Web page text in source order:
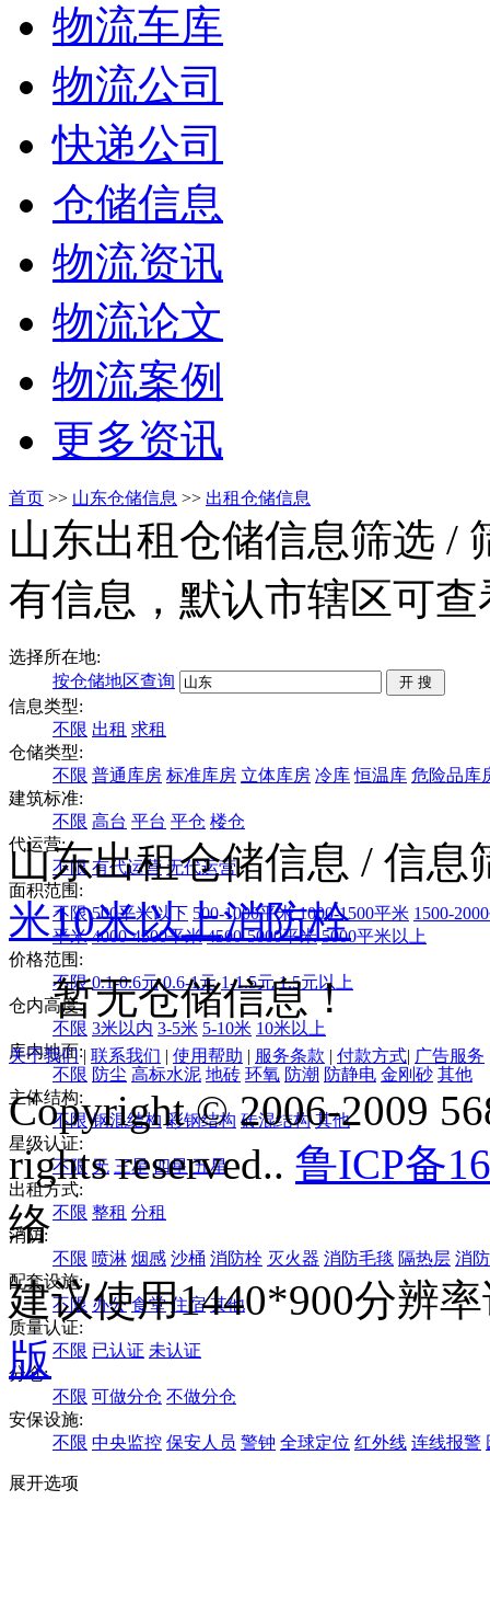
物流车库
物流公司
快递公司
仓储信息
物流资讯
物流论文
物流案例
更多资讯
首页 >> 山东仓储信息 >> 出租仓储信息
山东出租仓储信息筛选 /
有信息，默认市辖区可
选择所在地:
按仓储地区查询
信息类型:
不限 出租 求租
仓储类型:
不限 普通库房 标准库房 立体库房 冷库 恒温库 危险品库
建筑标准:
不限 高台 平台 平仓 楼仓
代运营:
不限 有代运营 无代运营
面积范围:
不限 500平米以下 500-1000平米 1000-1500平米 1500-
平米 4000-4500平米 4500-5000平米 5000平米以上
价格范围:
不限 0.1-0.6元 0.6-1元 1-1.5元 1.5元以上
仓内高度:
不限 3米以内 3-5米 5-10米 10米以上
库内地面:
不限 防尘 高标水泥 地砖 环氧 防潮 防静电 金刚砂 其他
主体结构:
不限 钢混结构 彩钢结构 砖混结构 其他
星级认证:
不限 无 三星 四星 五星
出租方式:
不限 整租 分租
消防:
不限 喷淋 烟感 沙桶 消防栓 灭火器 消防毛毯 隔热层 消
配套设施:
不限 办公 食堂 住宿 其他
质量认证:
不限 已认证 未认证
分仓:
不限 可做分仓 不做分仓
安保设施:
不限 中央监控 保安人员 警钟 全球定位 红外线 连线报警
展开选项
山东出租仓储信息 / 信息
米10米以上消防栓
暂无仓储信息！
关于我们| 联系我们 | 使用帮助 | 服务条款 | 付款方式| 广告服务
Copyright © 2006-2009
rights reserved.. 鲁ICP备
络
建议使用1440*900分辨
版